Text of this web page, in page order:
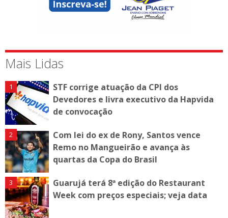
Mais Lidas
STF corrige atuação da CPI dos
Devedores e livra executivo da Hapvida
de convocação
Com lei do ex de Rony, Santos vence
Remo no Mangueirão e avança às
quartas da Copa do Brasil
Guarujá terá 8ª edição do Restaurant
Week com preços especiais; veja data